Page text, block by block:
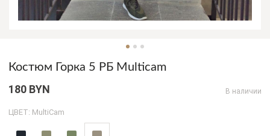
Костюм Горка 5 РБ Multicam
180 BYN В наличии
ЦВЕТ: MultiCam